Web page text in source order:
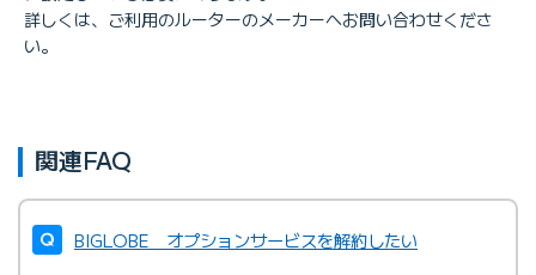
詳しくは、ご利用のルーターのメーカーへお問い合わせくださ
い。
関連FAQ
BIGLOBE オプションサービスを解約したい